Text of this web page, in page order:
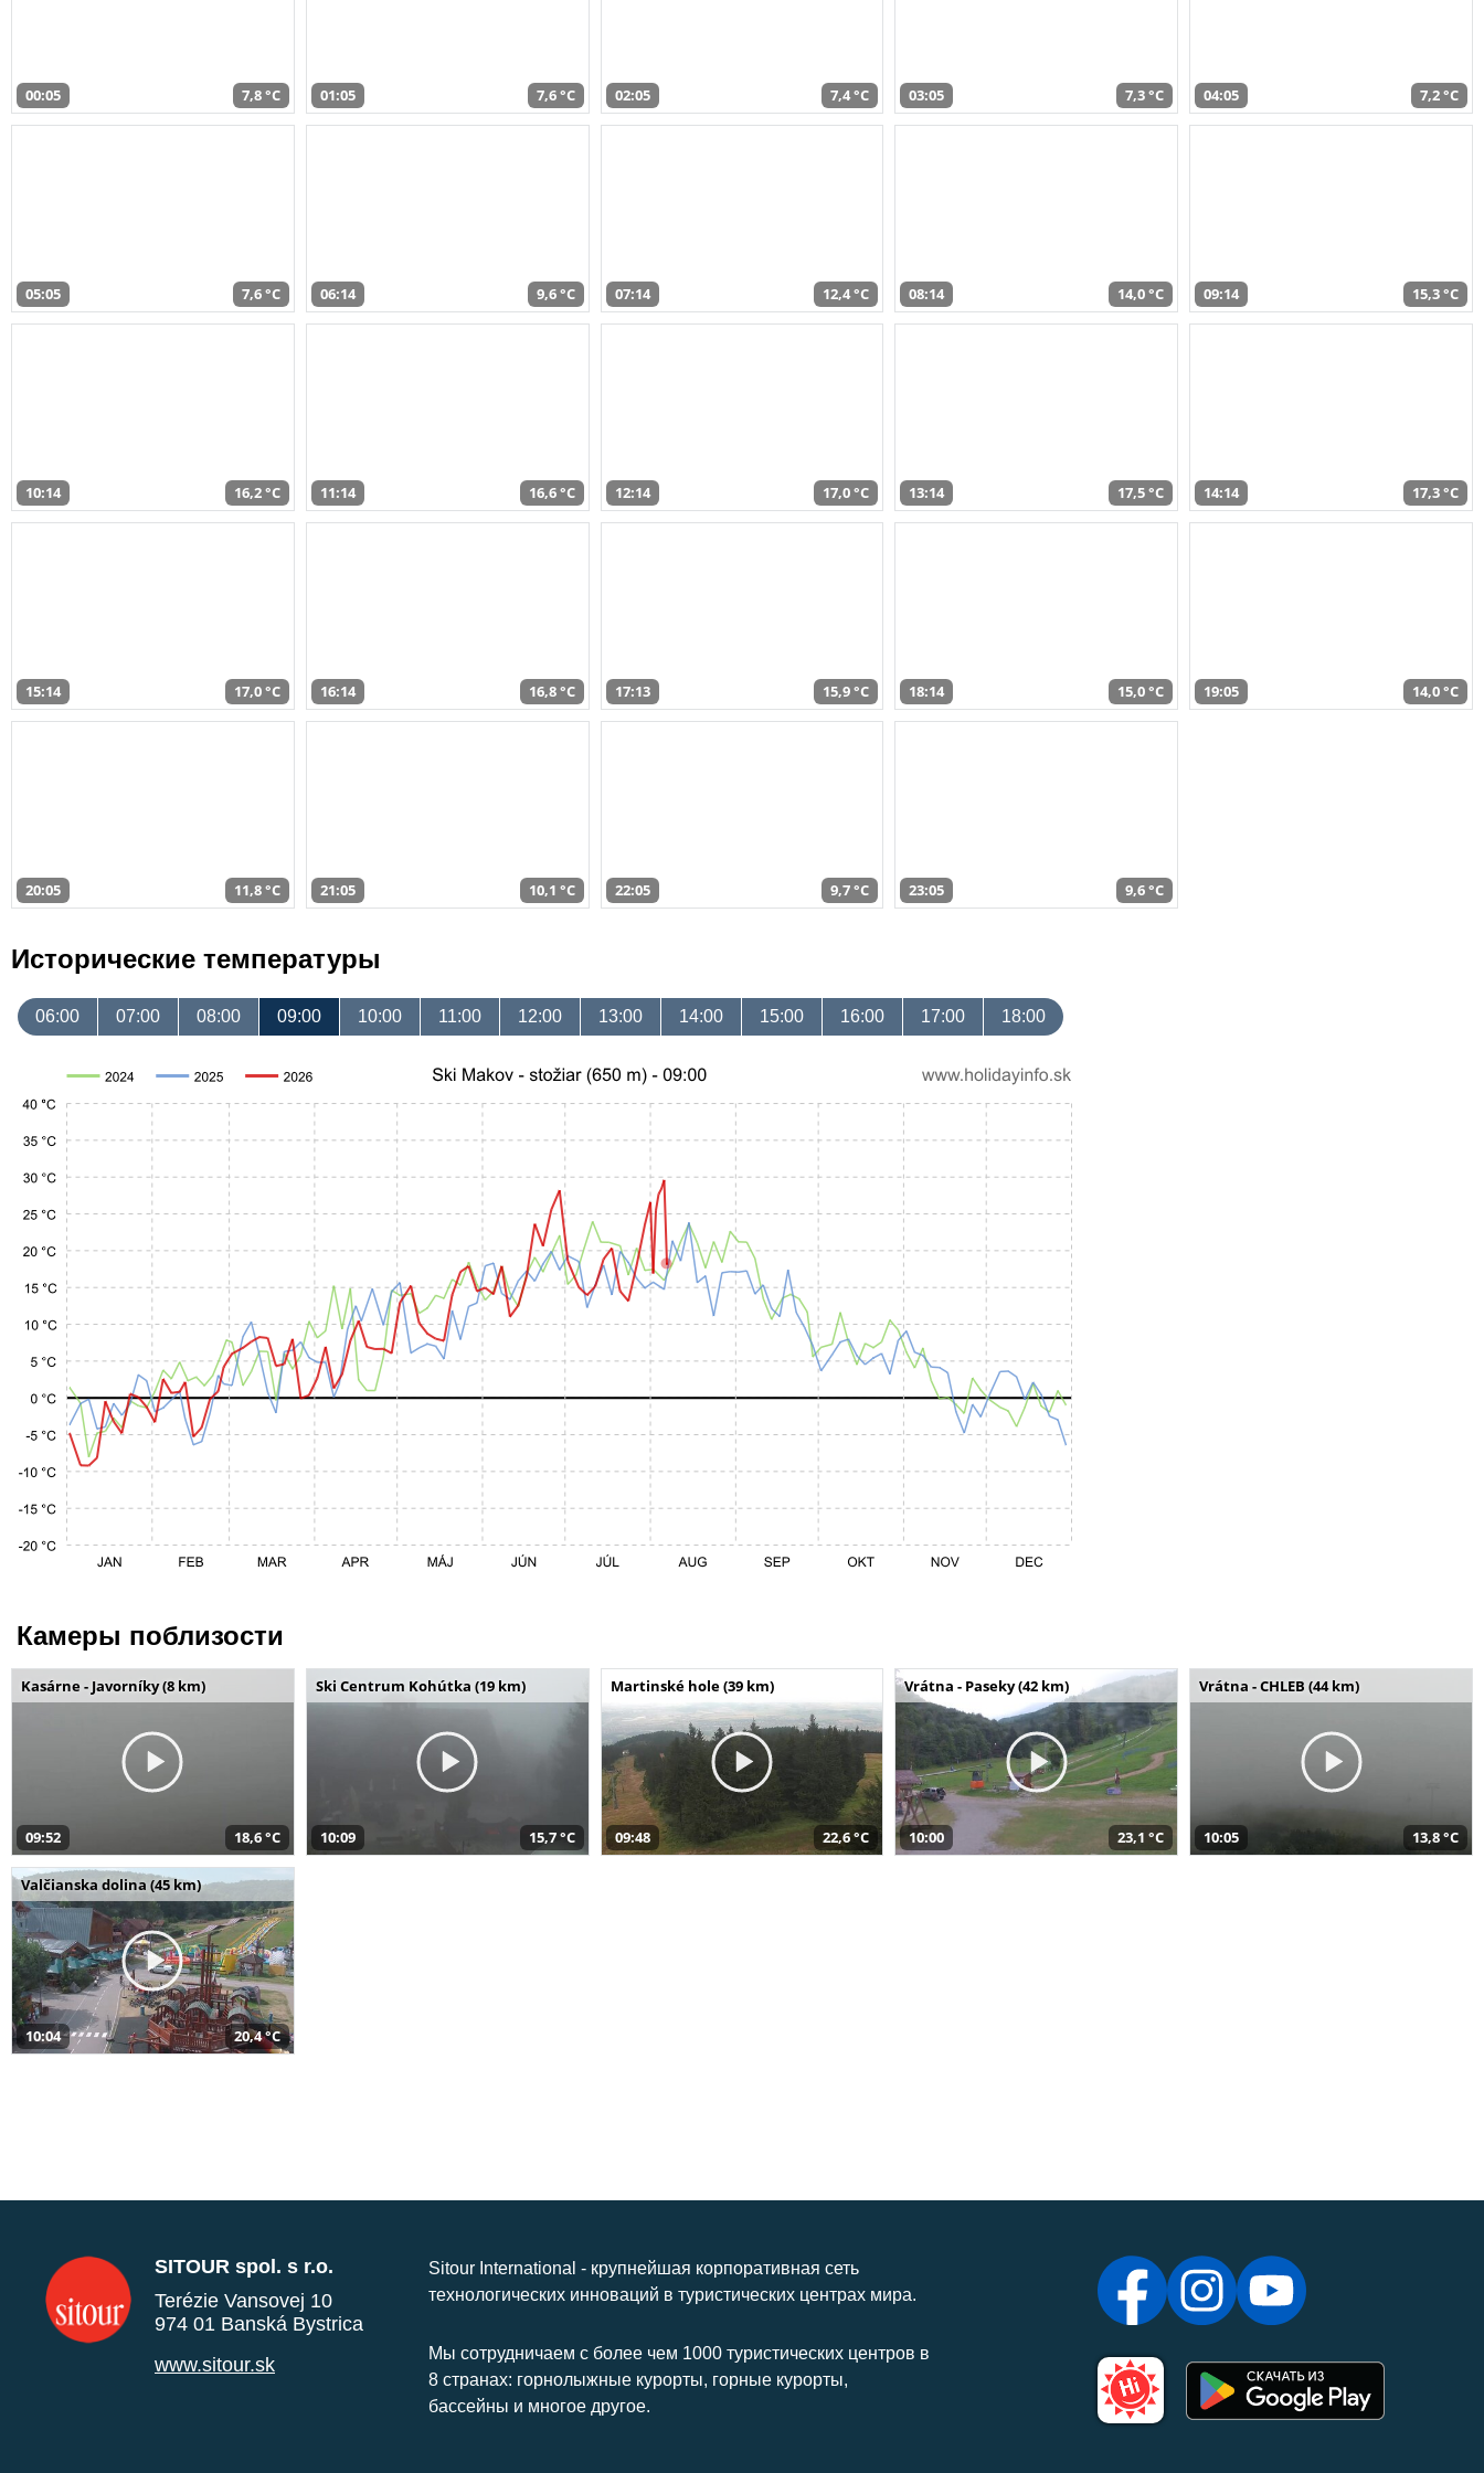
00:05 7,8 °C 01:05 7,6 °C 02:05 7,4 °C 03:05 7,3 °C 04:05 7,2 °C
05:05 7,6 °C 06:14 9,6 °C 07:14 12,4 °C 08:14 14,0 °C 09:14 15,3 °C
10:14 16,2 °C 11:14 16,6 °C 12:14 17,0 °C 13:14 17,5 °C 14:14 17,3 °C
15:14 17,0 °C 16:14 16,8 °C 17:13 15,9 °C 18:14 15,0 °C 19:05 14,0 °C
20:05 11,8 °C 21:05 10,1 °C 22:05 9,7 °C 23:05 9,6 °C
Исторические температуры
06:00 07:00 08:00 09:00 10:00 11:00 12:00 13:00 14:00 15:00 16:00 17:00 18:00
Камеры поблизости
Kasárne - Javorníky (8 km)
09:52 18,6 °C
Ski Centrum Kohútka (19 km)
10:09 15,7 °C
Martinské hole (39 km)
09:48 22,6 °C
Vrátna - Paseky (42 km)
10:00 23,1 °C
Vrátna - CHLEB (44 km)
10:05 13,8 °C
Valčianska dolina (45 km)
10:04 20,4 °C
SITOUR spol. s r.o.
Terézie Vansovej 10
974 01 Banská Bystrica
www.sitour.sk
Sitour International - крупнейшая корпоративная сеть
технологических инноваций в туристических центрах мира.
Мы сотрудничаем с более чем 1000 туристических центров в
8 странах: горнолыжные курорты, горные курорты,
бассейны и многое другое.